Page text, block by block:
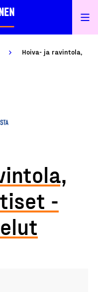
Hoiva- ja ravintola,
-